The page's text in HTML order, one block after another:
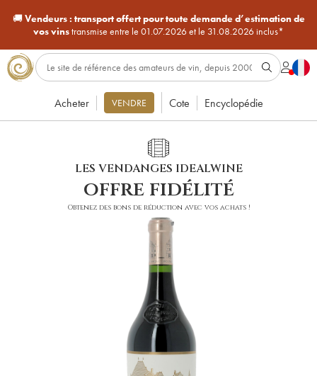
🚚Vendeurs : transport offert pour toute demande d’estimation de
vos vinstransmise entre le 01.07.2026 et le 31.08.2026 inclus*
Acheter VENDRE Cote Encyclopédie
LES VENDANGES IDEALWINE
offre fidélité
Obtenez des bons de réduction avec vos achats !